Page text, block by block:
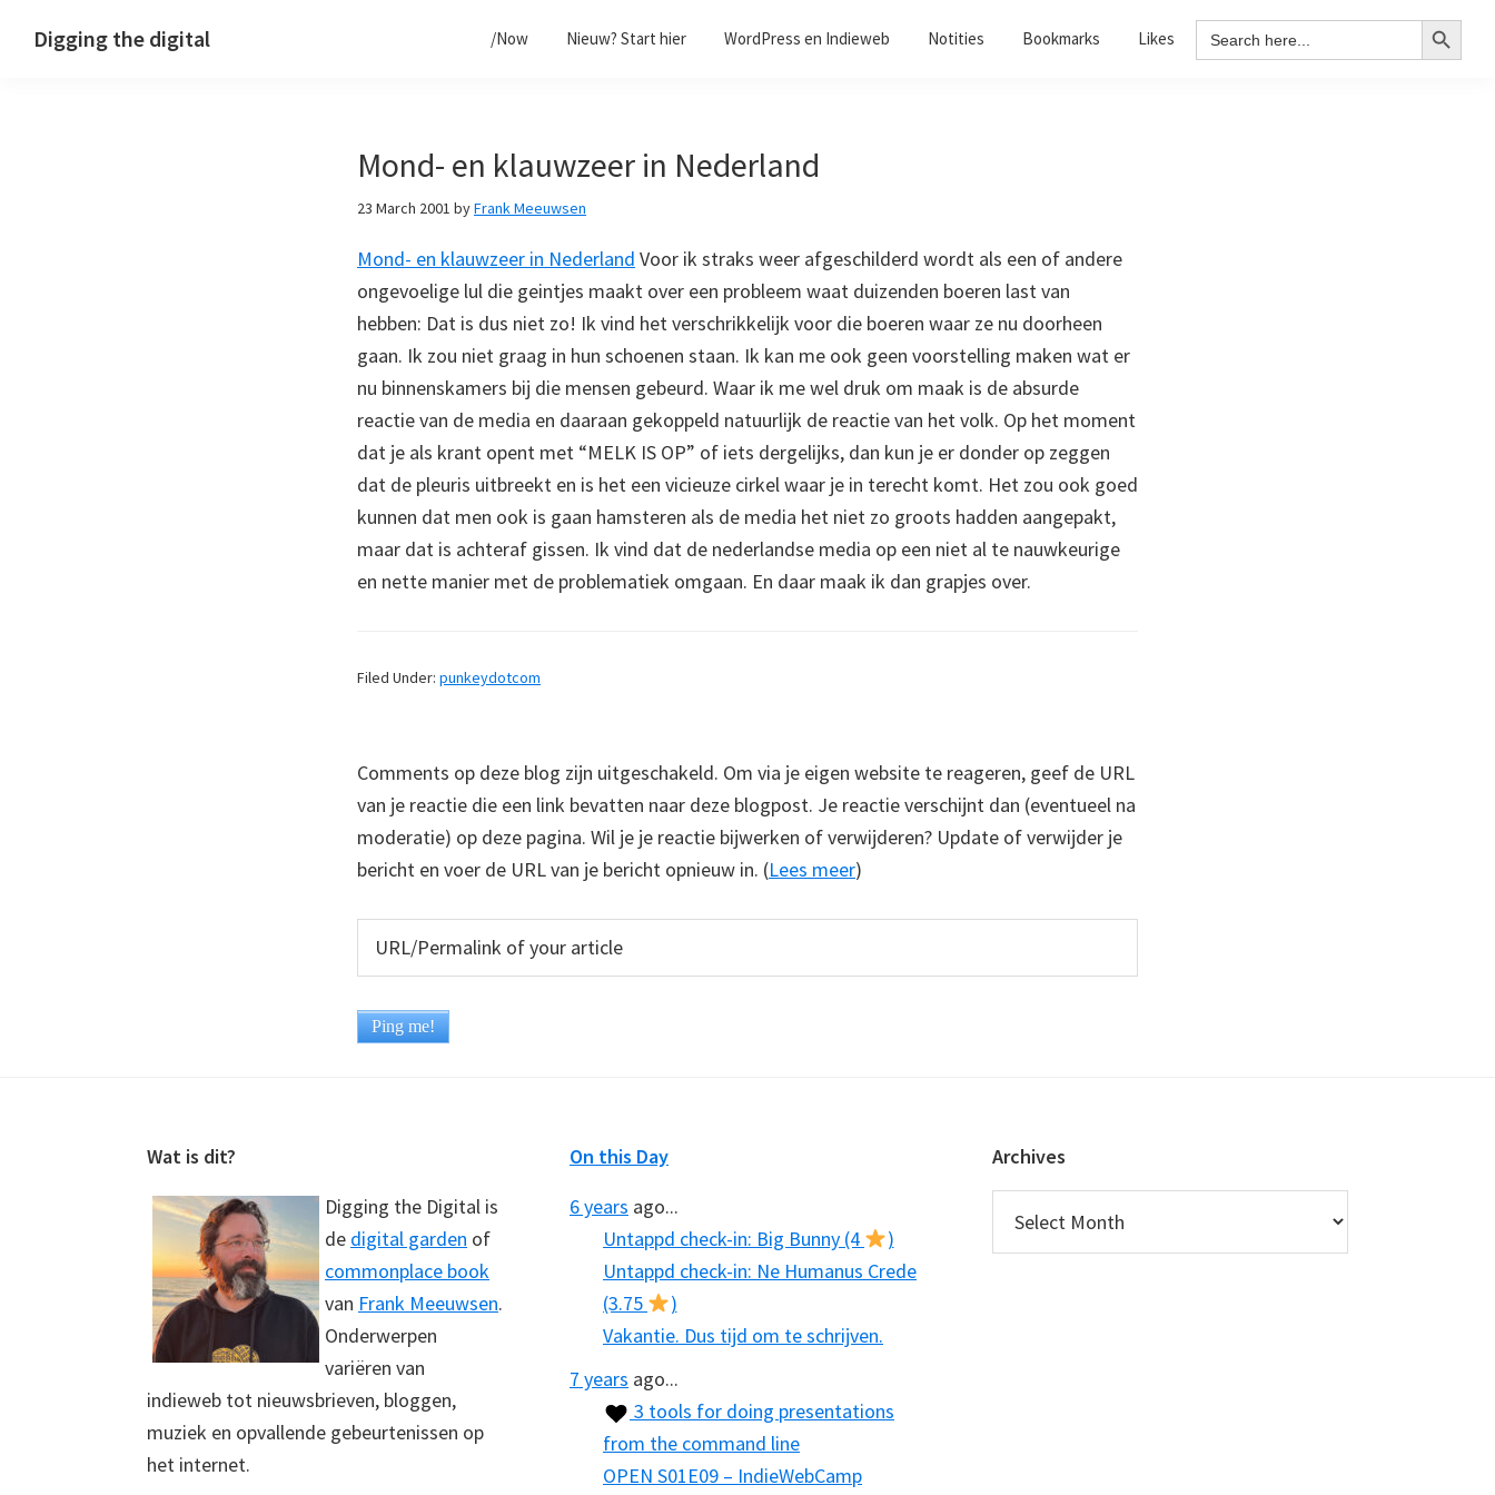
Digging the digital /Now Nieuw? Start hier WordPress en Indieweb Notities Bookmarks Likes Search
for:
Search Button
Mond- en klauwzeer in Nederland
23 March 2001 byFrank Meeuwsen
Mond- en klauwzeer in Nederland Voor ik straks weer afgeschilderd wordt als een of andere
ongevoelige lul die geintjes maakt over een probleem waat duizenden boeren last van
hebben: Dat is dus niet zo! Ik vind het verschrikkelijk voor die boeren waar ze nu doorheen
gaan. Ik zou niet graag in hun schoenen staan. Ik kan me ook geen voorstelling maken wat er
nu binnenskamers bij die mensen gebeurd. Waar ik me wel druk om maak is de absurde
reactie van de media en daaraan gekoppeld natuurlijk de reactie van het volk. Op het moment
dat je als krant opent met “MELK IS OP” of iets dergelijks, dan kun je er donder op zeggen
dat de pleuris uitbreekt en is het een vicieuze cirkel waar je in terecht komt. Het zou ook goed
kunnen dat men ook is gaan hamsteren als de media het niet zo groots hadden aangepakt,
maar dat is achteraf gissen. Ik vind dat de nederlandse media op een niet al te nauwkeurige
en nette manier met de problematiek omgaan. En daar maak ik dan grapjes over.
Filed Under: punkeydotcom
Comments op deze blog zijn uitgeschakeld. Om via je eigen website te reageren, geef de URL
van je reactie die een link bevatten naar deze blogpost. Je reactie verschijnt dan (eventueel na
moderatie) op deze pagina. Wil je je reactie bijwerken of verwijderen? Update of verwijder je
bericht en voer de URL van je bericht opnieuw in. (Lees meer)
Wat is dit?
Digging the Digital is
de digital garden of
commonplace book
van Frank Meeuwsen.
Onderwerpen
variëren van
indieweb tot nieuwsbrieven, bloggen,
muziek en opvallende gebeurtenissen op
het internet.
On this Day
6 years ago...
Untappd check-in: Big Bunny (4
)
Untappd check-in: Ne Humanus Crede
(3.75
)
Vakantie. Dus tijd om te schrijven.
7 years ago...
3 tools for doing presentations
from the command line
OPEN S01E09 – IndieWebCamp
Archives